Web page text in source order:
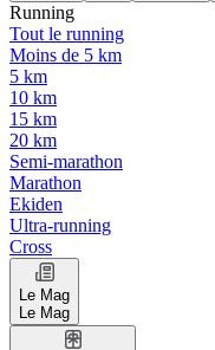
Running
Tout le running
Moins de 5 km
5 km
10 km
15 km
20 km
Semi-marathon
Marathon
Ekiden
Ultra-running
Cross
Le Mag
Le Mag